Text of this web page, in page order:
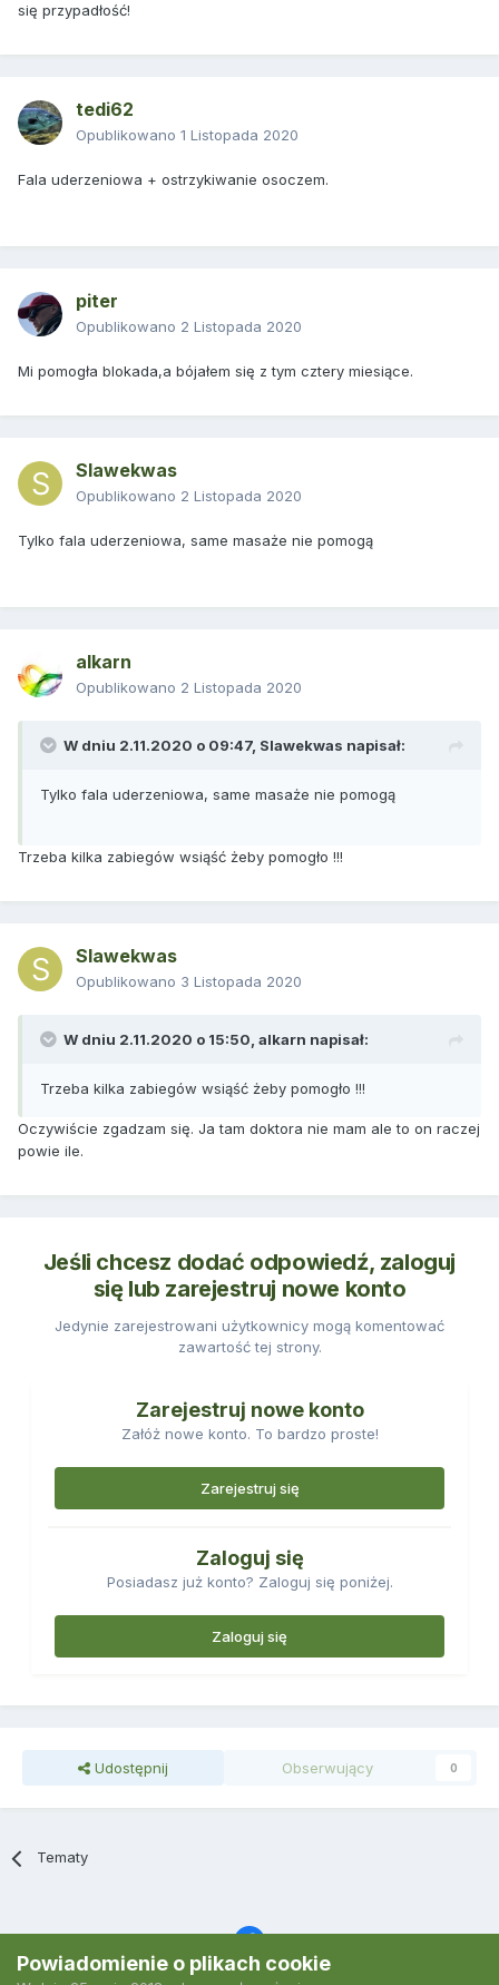
się przypadłość!
tedi62
Opublikowano 1 Listopada 2020
Fala uderzeniowa + ostrzykiwanie osoczem.
piter
Opublikowano 2 Listopada 2020
Mi pomogła blokada,a bójałem się z tym cztery miesiące.
Slawekwas
Opublikowano 2 Listopada 2020
Tylko fala uderzeniowa, same masaże nie pomogą
alkarn
Opublikowano 2 Listopada 2020
W dniu 2.11.2020 o 09:47, Slawekwas napisał:
Tylko fala uderzeniowa, same masaże nie pomogą
Trzeba kilka zabiegów wsiąść żeby pomogło !!!
Slawekwas
Opublikowano 3 Listopada 2020
W dniu 2.11.2020 o 15:50, alkarn napisał:
Trzeba kilka zabiegów wsiąść żeby pomogło !!!
Oczywiście zgadzam się. Ja tam doktora nie mam ale to on raczej
powie ile.
Jeśli chcesz dodać odpowiedź, zaloguj
się lub zarejestruj nowe konto
Jedynie zarejestrowani użytkownicy mogą komentować
zawartość tej strony.
Zarejestruj nowe konto
Załóż nowe konto. To bardzo proste!
Zarejestruj się
Zaloguj się
Posiadasz już konto? Zaloguj się poniżej.
Zaloguj się
Udostępnij Obserwujący 0
Tematy
Powiadomienie o plikach cookie